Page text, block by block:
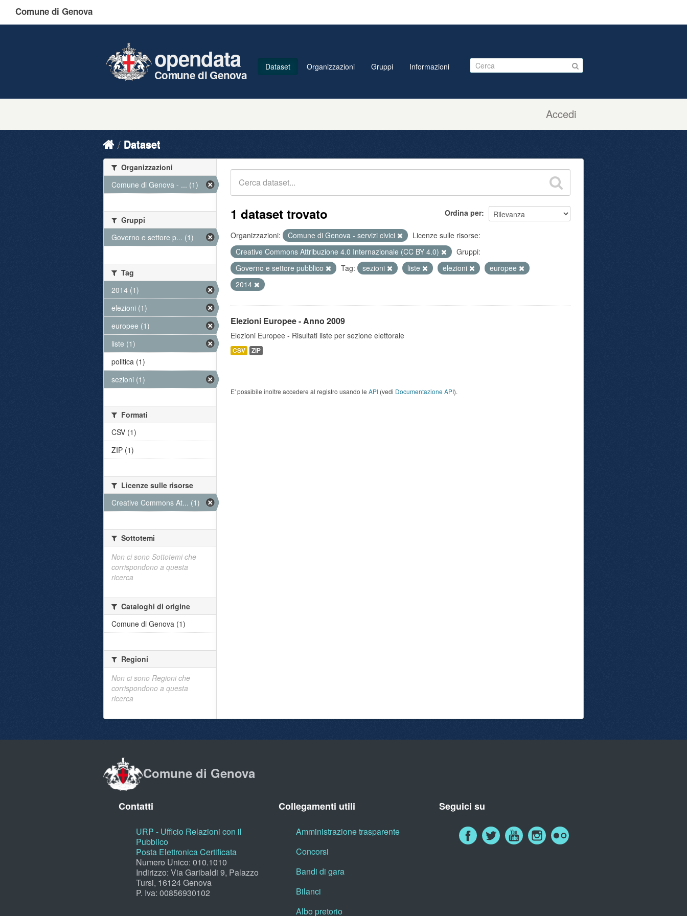
Comune di Genova
Accedi
opendata
Comune di Genova
Dataset Organizzazioni Gruppi Informazioni
Dataset
Ordina per
1 dataset trovato
Organizzazioni: Comune di Genova - servizi civici
Licenze sulle risorse:
Creative Commons Attribuzione 4.0 Internazionale (CC BY 4.0)
Gruppi:
Governo e settore pubblico
Tag: sezioni liste elezioni
europee
2014
Elezioni Europee - Anno 2009
Elezioni Europee - Risultati liste per sezione elettorale
CSV ZIP
E' possibile inoltre accedere al registro usando le API (vedi Documentazione API).
Organizzazioni
Comune di Genova - ... (1)
Gruppi
Governo e settore p... (1)
Tag
2014 (1)
elezioni (1)
europee (1)
liste (1)
politica (1)
sezioni (1)
Formati
CSV (1)
ZIP (1)
Licenze sulle risorse
Creative Commons At... (1)
Sottotemi
Non ci sono Sottotemi che
corrispondono a questa
ricerca
Cataloghi di origine
Comune di Genova (1)
Regioni
Non ci sono Regioni che
corrispondono a questa
ricerca
Comune di Genova
Contatti
URP - Ufficio Relazioni con il
Pubblico
Posta Elettronica Certificata
Numero Unico: 010.1010
Indirizzo: Via Garibaldi 9, Palazzo
Tursi, 16124 Genova
P. Iva: 00856930102
Collegamenti utili
Amministrazione trasparente
Concorsi
Bandi di gara
Bilanci
Albo pretorio
Seguici su